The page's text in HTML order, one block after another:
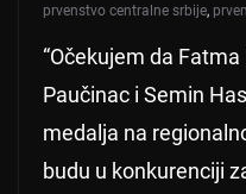
prvenstvo centralne srbije,
“Očekujem da
Paučinac i Semin
medalja na
budu u konkurenciji